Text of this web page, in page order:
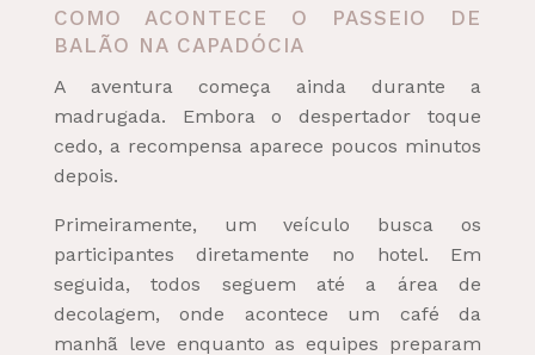
COMO ACONTECE O PASSEIO DE
BALÃO NA CAPADÓCIA
A aventura começa ainda durante a
madrugada. Embora o despertador toque
cedo, a recompensa aparece poucos minutos
depois.
Primeiramente, um veículo busca os
participantes diretamente no hotel. Em
seguida, todos seguem até a área de
decolagem, onde acontece um café da
manhã leve enquanto as equipes preparam